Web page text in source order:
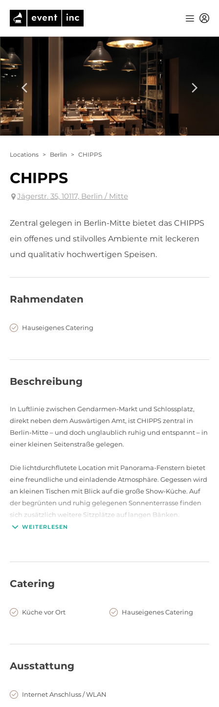
Locations > Berlin > CHIPPS
CHIPPS
Jägerstr. 35, 10117, Berlin / Mitte
Zentral gelegen in Berlin-Mitte bietet das CHIPPS
ein offenes und stilvolles Ambiente mit leckeren
und qualitativ hochwertigen Speisen.
Rahmendaten
Hauseigenes Catering
Beschreibung
In Luftlinie zwischen Gendarmen-Markt und Schlossplatz,
direkt neben dem Auswärtigen Amt, ist CHIPPS zentral in
Berlin-Mitte – und doch unglaublich ruhig und entspannt – in
einer kleinen Seitenstraße gelegen.
Die lichtdurchflutete Location mit Panorama-Fenstern bietet
eine freundliche und einladende Atmosphäre. Gegessen wird
an kleinen Tischen mit Blick auf die große Show-Küche. Auf
der begrünten und ruhig gelegenen Sonnenterrasse finden
sich zusätzlich weitere Sitzplätze auf langen Bänken.
Abends verwandelt sich das CHIPPS in ein stilvolles Dinner-
Location ein außergewöhnliches Ambiente.
Bei der Zubereitung der Speisen überzeugt das CHIPPS durch
CHIPPS wird hier auch QUALITÄT großgeschrieben.
WEITERLESEN
Catering
Küche vor Ort Hauseigenes Catering
Ausstattung
Internet Anschluss / WLAN